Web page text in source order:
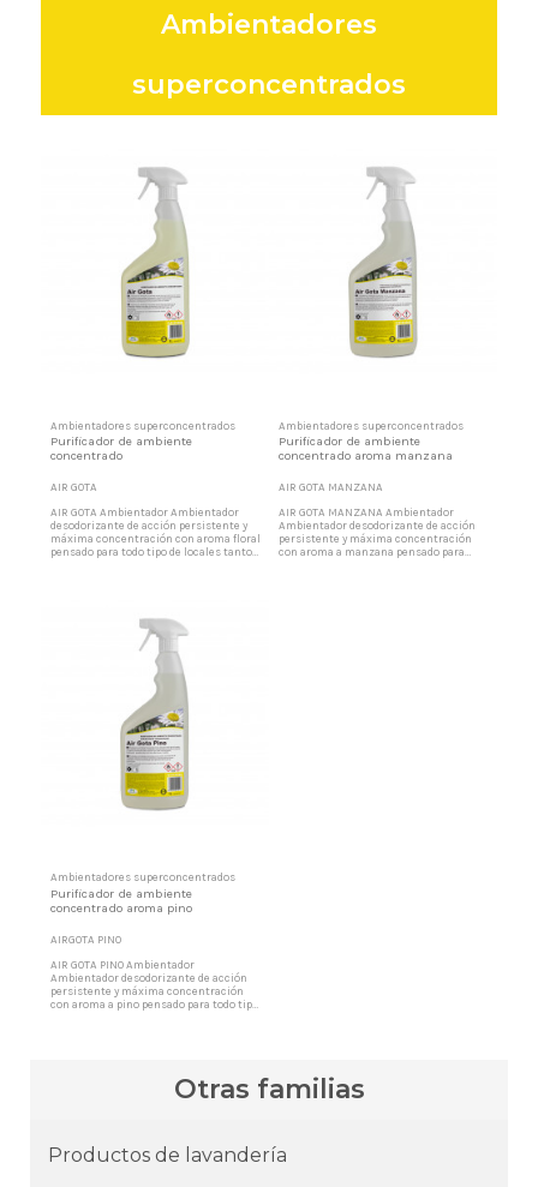
Ambientadores
superconcentrados
Ambientadores superconcentrados
Purificador de ambiente
concentrado
AIR GOTA
AIR GOTA Ambientador Ambientador
desodorizante de acción persistente y
máxima concentración con aroma floral
pensado para todo tipo de locales tanto
fiesta, centros comerciales,
restaurantes, etc....
Ambientadores superconcentrados
Purificador de ambiente
concentrado aroma manzana
AIR GOTA MANZANA
AIR GOTA MANZANA Ambientador
Ambientador desodorizante de acción
persistente y máxima concentración
con aroma a manzana pensado para
Ambientadores superconcentrados
Purificador de ambiente
concentrado aroma pino
AIRGOTA PINO
AIR GOTA PINO Ambientador
Ambientador desodorizante de acción
persistente y máxima concentración
con aroma a pino pensado para todo tipo
Otras familias
Productos de lavandería